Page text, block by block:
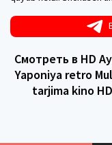
Смотреть в HD
Yaponiya retro
tarjima kino